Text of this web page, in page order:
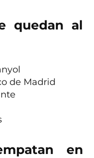
quedan al
de Madrid
en